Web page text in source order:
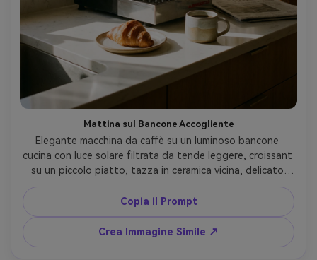
Mattina sul Bancone Accogliente
Elegante macchina da caffè su un luminoso bancone
cucina con luce solare filtrata da tende leggere, croissant
su un piccolo piatto, tazza in ceramica vicina, delicato
vapore nell’aria, scena lifestyle calda e invitante, scattata
con Fujifilm X-T5, 35mm, f/2.8, toni naturali simili a
pellicola, fotorealistico --ar 4:5
Copia il Prompt
Crea Immagine Simile ↗